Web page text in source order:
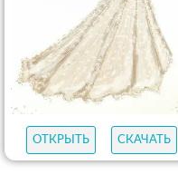
ОТКРЫТЬ СКАЧАТЬ